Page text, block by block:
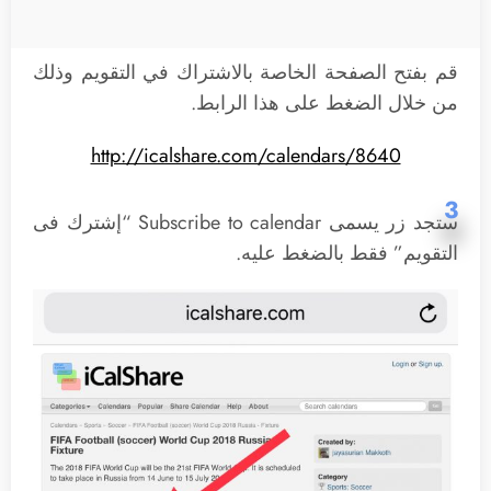
قم بفتح الصفحة الخاصة بالاشتراك في التقويم وذلك
من خلال الضغط على هذا الرابط.
http://icalshare.com/calendars/8640
3
ستجد زر يسمى Subscribe to calendar “إشترك فى
التقويم” فقط بالضغط عليه.